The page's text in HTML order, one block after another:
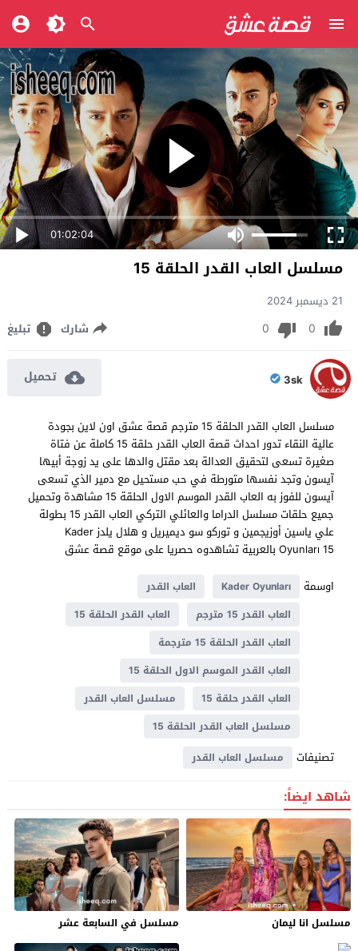
01:02:04
مسلسل العاب القدر الحلقة 15
21 ديسمبر 2024
0
0 شارك تبليغ
3sk تحميل
مسلسل العاب القدر الحلقة 15 مترجم قصة عشق اون لاين بجودة
عالية النقاء تدور احداث قصة العاب القدر حلقة 15 كاملة عن فتاة
صغيرة تسعى لتحقيق العدالة بعد مقتل والدها على يد زوجة أبيها
آيسون وتجد نفسها متورطة في حب مستحيل مع دمير الذي تسعى
آيسون للفوز به العاب القدر الموسم الاول الحلقة 15 مشاهدة وتحميل
جميع حلقات مسلسل الدراما والعائلي التركي العاب القدر 15 بطولة
علي ياسين أوزيجمين و توركو سو ديميريل و هلال يلدز Kader
Oyunları 15 بالعربية تشاهدوه حصريا على موقع قصة عشق
اوسمة
Kader Oyunları
العاب القدر
العاب القدر 15 مترجم
العاب القدر الحلقة 15
العاب القدر الحلقة 15 مترجمة
العاب القدر الموسم الاول الحلقة 15
العاب القدر حلقة 15
مسلسل العاب القدر
مسلسل العاب القدر الحلقة 15
تصنيفات مسلسل العاب القدر
شاهد ايضاً:
مسلسل انا ليمان مسلسل في السابعة عشر